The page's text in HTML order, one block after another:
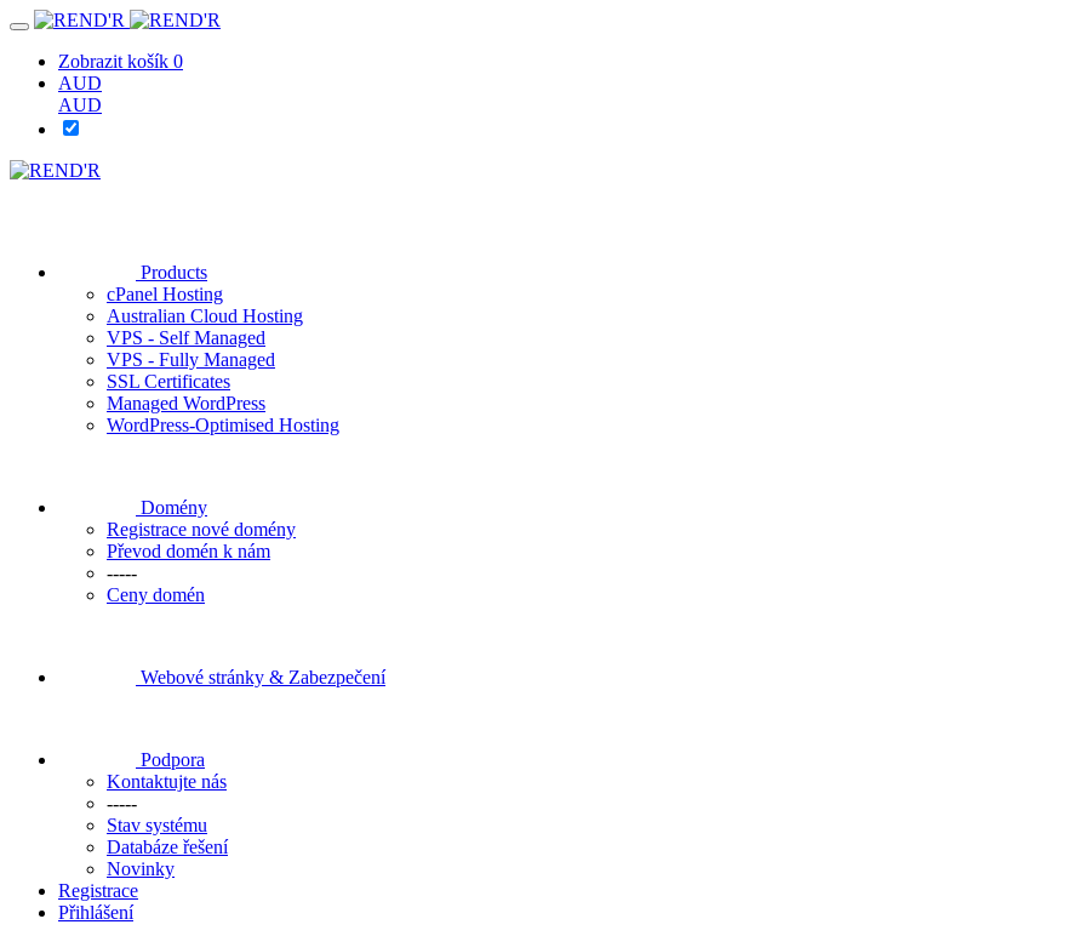
Zobrazit košík 0
AUD
AUD
Products
cPanel Hosting
Australian Cloud Hosting
VPS - Self Managed
VPS - Fully Managed
SSL Certificates
Managed WordPress
WordPress-Optimised Hosting
Domény
Registrace nové domény
Převod domén k nám
-----
Ceny domén
Webové stránky & Zabezpečení
Podpora
Kontaktujte nás
-----
Stav systému
Databáze řešení
Novinky
Registrace
Přihlášení